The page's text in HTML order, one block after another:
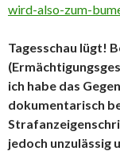
wird-also-zum-
Tagesschau lügt!
ich habe das
dokumentarisch
jedoch unzulässig